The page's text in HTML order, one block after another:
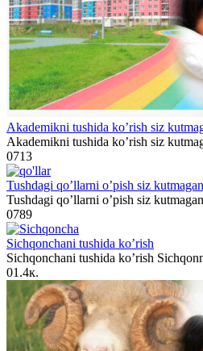
Akademikni tushida ko’rish siz
Akademikni tushida ko’rish siz
0713
Tushdagi qo’llarni o’pish siz
Tushdagi qo’llarni o’pish siz kutmagan
0789
Sichqonchani tushida ko’rish
Sichqonchani tushida ko’rish
01.4к.